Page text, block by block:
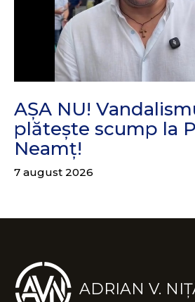
AȘA NU!
plătește scump la
Neamț!
7 august 2026
ADRIAN V.